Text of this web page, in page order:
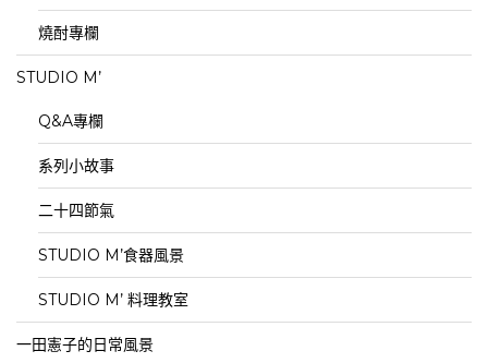
燒酎專欄
STUDIO M’
Q&A專欄
系列小故事
二十四節氣
STUDIO M’食器風景
STUDIO M’ 料理教室
一田憲子的日常風景